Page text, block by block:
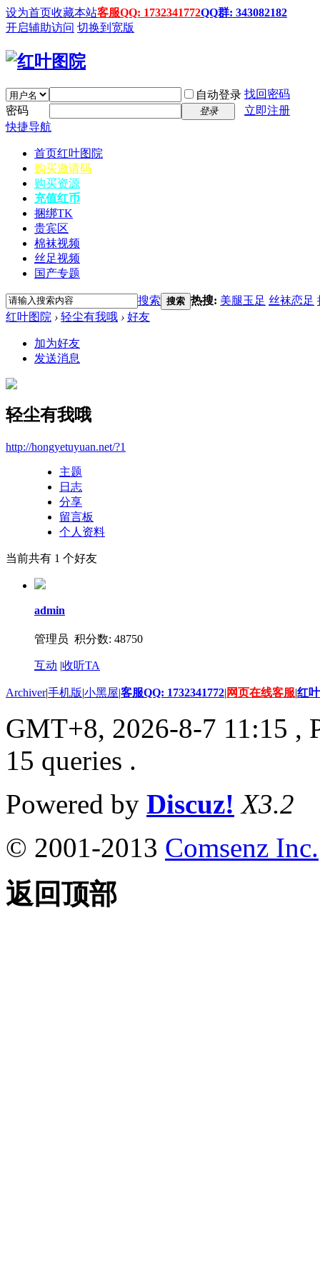
设为首页收藏本站客服QQ: 1732341772QQ群: 343082182
开启辅助访问 切换到宽版
自动登录 找回密码
密码
登录
立即注册
快捷导航
首页红叶图院
购买邀请码
购买资源
充值红币
捆绑TK
贵宾区
棉袜视频
丝足视频
国产专题
搜索 搜索 热搜: 美腿玉足 丝袜恋足
红叶图院 › 轻尘有我哦 › 好友
加为好友
发送消息
轻尘有我哦
http://hongyetuyuan.net/?1
主题
日志
分享
留言板
个人资料
当前共有 1 个好友
admin
管理员 积分数: 48750
互动 |收听TA
Archiver|手机版|小黑屋|客服QQ: 1732341772| 网页在线客服|红
GMT+8, 2026-8-7 11:15 ,
15 queries .
Powered by Discuz! X3.2
© 2001-2013 Comsenz Inc.
返回顶部